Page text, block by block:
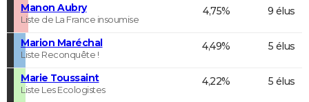
Manon Aubry
Liste de La France insoumise
4,75% 9 élus
Marion Maréchal
Liste Reconquête !
4,49% 5 élus
Marie Toussaint
Liste Les Ecologistes
4,22% 5 élus